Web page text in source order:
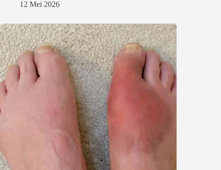
12 Mei 2026